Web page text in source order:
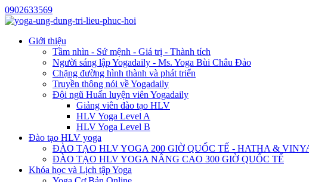
0902633569
Giới thiệu
Tầm nhìn - Sứ mệnh - Giá trị - Thành tích
Người sáng lập Yogadaily - Ms. Yoga Bùi Châu Đảo
Chặng đường hình thành và phát triển
Truyền thông nói về Yogadaily
Đội ngũ Huấn luyện viên Yogadaily
Giảng viên đào tạo HLV
HLV Yoga Level A
HLV Yoga Level B
Đào tạo HLV yoga
ĐÀO TẠO HLV YOGA 200 GIỜ QUỐC TẾ - HATHA &
ĐÀO TẠO HLV YOGA NÂNG CAO 300 GIỜ QUỐC TẾ
Khóa học và Lịch tập Yoga